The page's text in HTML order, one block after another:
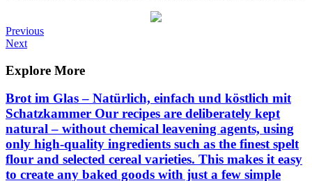
Post
navigation
Previous
Post
Previous
Next
Next
Explore More
Brot im Glas – Natürlich, einfach und köstlich mit
Schatzkammer Our recipes are deliberately kept
natural – without chemical leavening agents, using
only high-quality ingredients such as the finest spelt
flour and selected cereal varieties. This makes it easy
to create any baked goods with just a few simple